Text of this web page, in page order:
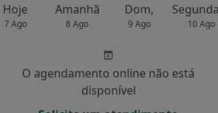
Hoje
7 Ago
Amanhã
8 Ago
Dom,
9 Ago 10 Ago
O agendamento online não está
disponível